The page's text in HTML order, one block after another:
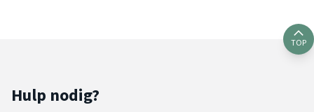
TOP
Hulp nodig?